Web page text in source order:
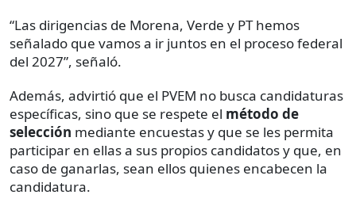
“Las dirigencias de Morena, Verde y PT hemos
señalado que vamos a ir juntos en el proceso federal
del 2027”, señaló.
Además, advirtió que el PVEM no busca candidaturas
específicas, sino que se respete el método de
selección mediante encuestas y que se les permita
participar en ellas a sus propios candidatos y que, en
caso de ganarlas, sean ellos quienes encabecen la
candidatura.